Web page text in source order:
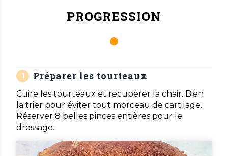
PROGRESSION
Préparer les tourteaux
Cuire les tourteaux et récupérer la chair. Bien
la trier pour éviter tout morceau de cartilage.
Réserver 8 belles pinces entières pour le
dressage.